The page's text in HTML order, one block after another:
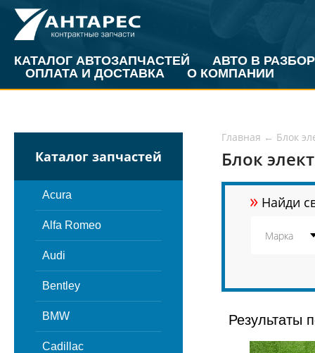
КАТАЛОГ АВТОЗАПЧАСТЕЙ
АВТО В РАЗБОР
ОПЛАТА И ДОСТАВКА
О КОМПАНИИ
Каталог запчастей
Acura
Alfa Romeo
Audi
Bentley
BMW
Cadillac
Главная ← Блок
Блок
» Найди
Результаты